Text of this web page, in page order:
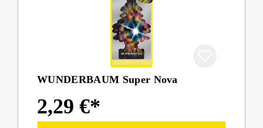
WUNDERBAUM Super Nova
2,29 €*